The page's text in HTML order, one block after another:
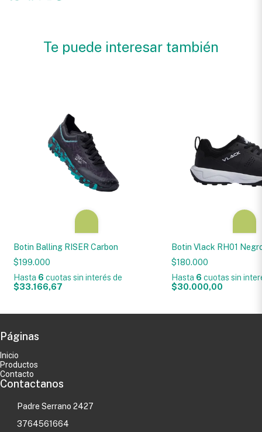
Te puede interesar también
Botin Balling RISER Carbon
$199.000
Hasta 6 cuotas sin interés de
$33.166,67
Botin Vlack RH01
$180.000
Hasta 6 cuotas sin
$30.000,00
Páginas
Inicio
Productos
Contacto
Contactanos
Padre Serrano 2427
3764561664